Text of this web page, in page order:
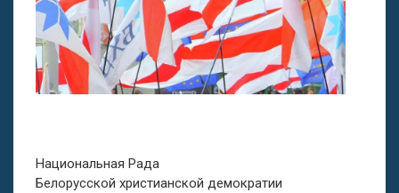
Национальная Рада
Белорусской христианской демократии